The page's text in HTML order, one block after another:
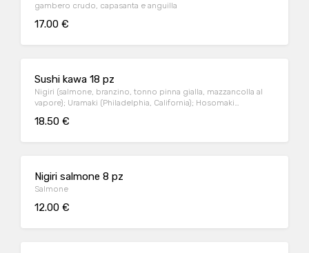
gambero crudo, capasanta e anguilla
17.00 €
Sushi kawa 18 pz
Nigiri (salmone, branzino, tonno pinna gialla, mazzancolla al
vapore); Uramaki (Philadelphia, California); Hosomaki
18.50 €
Nigiri salmone 8 pz
Salmone
12.00 €